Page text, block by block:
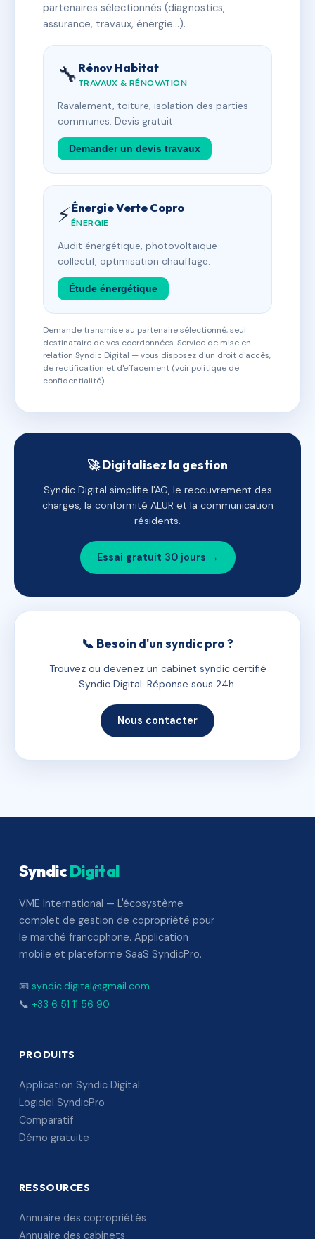
partenaires sélectionnés (diagnostics,
assurance, travaux, énergie…).
🔧 Rénov Habitat
TRAVAUX & RÉNOVATION
Ravalement, toiture, isolation des parties
communes. Devis gratuit.
Demander un devis travaux
⚡Énergie Verte Copro
ÉNERGIE
Audit énergétique, photovoltaïque
collectif, optimisation chauffage.
Étude énergétique
Demande transmise au partenaire sélectionné, seul
destinataire de vos coordonnées. Service de mise en
relation Syndic Digital — vous disposez d'un droit d'accès,
de rectification et d'effacement (voir politique de
confidentialité).
🚀 Digitalisez la gestion
Syndic Digital simplifie l'AG, le recouvrement des
charges, la conformité ALUR et la communication
résidents.
Essai gratuit 30 jours →
📞 Besoin d'un syndic pro ?
Trouvez ou devenez un cabinet syndic certifié
Syndic Digital. Réponse sous 24h.
Nous contacter
SyndicDigital
VME International — L'écosystème
complet de gestion de copropriété pour
le marché francophone. Application
mobile et plateforme SaaS SyndicPro.
📧 syndic.digital@gmail.com
📞 +33 6 51 11 56 90
PRODUITS
Application Syndic Digital
Logiciel SyndicPro
Comparatif
Démo gratuite
RESSOURCES
Annuaire des copropriétés
Annuaire des cabinets